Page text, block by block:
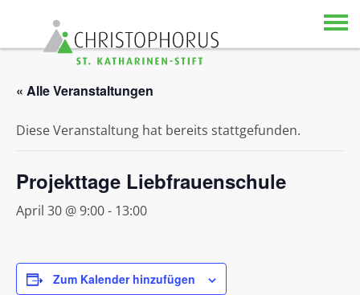
Skip to content
« Alle Veranstaltungen
Diese Veranstaltung hat bereits stattgefunden.
Projekttage Liebfrauenschule
April 30 @ 9:00- 13:00
Zum Kalender hinzufügen